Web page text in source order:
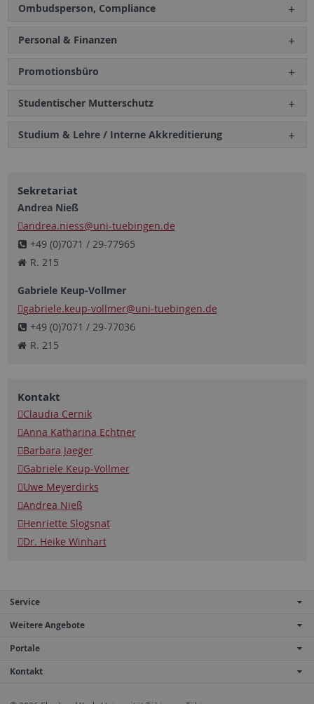
Ombudsperson, Compliance
Personal & Finanzen
Promotionsbüro
Studentischer Mutterschutz
Studium & Lehre / Interne Akkreditierung
Sekretariat
Andrea Nieß
andrea.niess@uni-tuebingen.de
+49 (0)7071 / 29-77965
R. 215
Gabriele Keup-Vollmer
gabriele.keup-vollmer@uni-tuebingen.de
+49 (0)7071 / 29-77036
R. 215
Kontakt
Claudia Cernik
Anna Katharina Echtner
Barbara Jaeger
Gabriele Keup-Vollmer
Uwe Meyerdirks
Andrea Nieß
Henriette Slogsnat
Dr. Heike Winhart
Service
Weitere Angebote
Portale
Kontakt